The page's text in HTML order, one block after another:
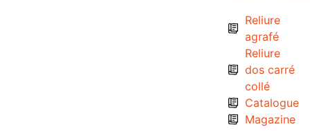
Reliure
agrafé
Reliure
dos carré
collé
Catalogue
Magazine